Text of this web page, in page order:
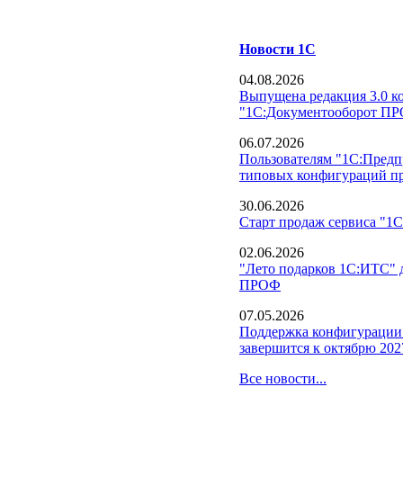
Новости 1С
04.08.2026
Выпущена редакция 3.0
"1С:Документооборот
06.07.2026
Пользователям
типовых конфигураций
30.06.2026
Старт продаж сервиса
02.06.2026
"Лето подарков 1С:ИТС"
ПРОФ
07.05.2026
Поддержка
завершится к октябрю
Все новости...